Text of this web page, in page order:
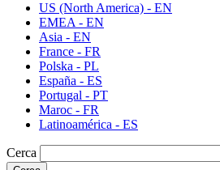
US (North America) - EN
EMEA - EN
Asia - EN
France - FR
Polska - PL
España - ES
Portugal - PT
Maroc - FR
Latinoamérica - ES
Cerca